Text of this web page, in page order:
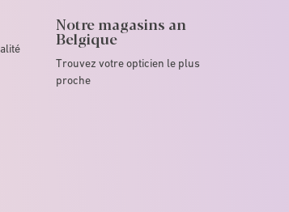
Notre magasins an
Belgique
Trouvez votre opticien le plus
proche